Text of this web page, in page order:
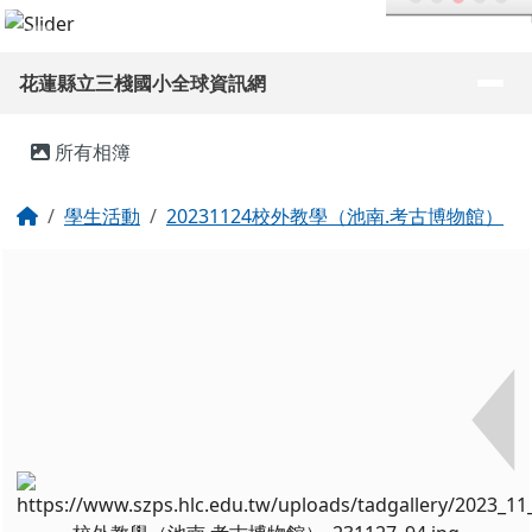
跳至主內容區
花蓮縣立三棧國小全球資訊網
導覽列
花蓮縣立三棧國小全球資訊網
所有相簿
回首頁學生活動 20231124校外教學（池南.考古博物館）